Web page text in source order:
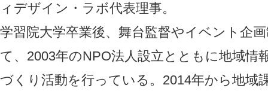
ィデザイン・ラボ代表理事。
学習院大学卒業後、舞台監督やイベント企
て、2003年のNPO法人設立とともに地域情
づくり活動を行っている。2014年から地域